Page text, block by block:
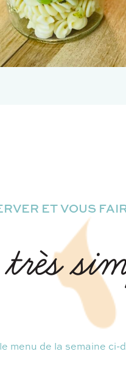
ET VOUS
très
menu de la semaine ci-